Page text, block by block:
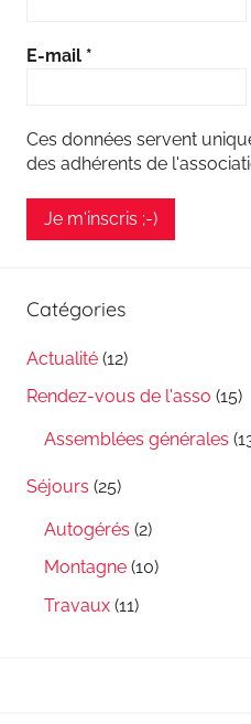
E-mail *
Ces données servent
des adhérents de
Catégories
Actualité (12)
Rendez-vous de l'asso (15)
Assemblées générales
Séjours (25)
Autogérés (2)
Montagne (10)
Travaux (11)